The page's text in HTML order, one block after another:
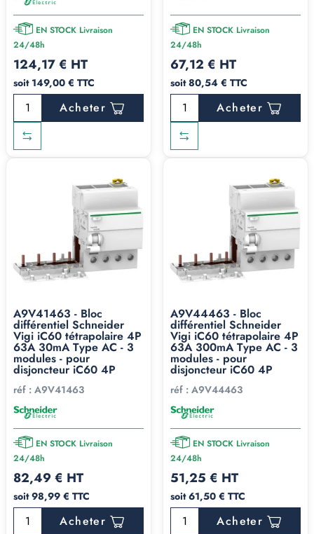
EN STOCK Livraison
24/48h
124,17 € HT
soit 149,00 € TTC
Acheter
EN STOCK Livraison
24/48h
67,12 € HT
soit 80,54 € TTC
Acheter
A9V41463 - Bloc
différentiel Schneider
Vigi iC60 tétrapolaire 4P
63A 30mA Type AC - 3
modules - pour
disjoncteur iC60 4P
réf : A9V41463
EN STOCK Livraison
24/48h
82,49 € HT
soit 98,99 € TTC
Acheter
A9V44463 - Bloc
différentiel Schneider
Vigi iC60 tétrapolaire 4P
63A 300mA Type AC - 3
modules - pour
disjoncteur iC60 4P
réf : A9V44463
EN STOCK Livraison
24/48h
51,25 € HT
soit 61,50 € TTC
Acheter